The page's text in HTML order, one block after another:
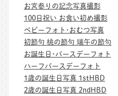
お宮参りの記念写真撮影
100日祝い お食い初め撮影
ベビーフォト･おむつ写真
初節句 桃の節句 端午の節句
お誕生日･バースデーフォト
ハーフバースデーフォト
1歳の誕生日写真 1stHBD
2歳の誕生日写真 2ndHBD